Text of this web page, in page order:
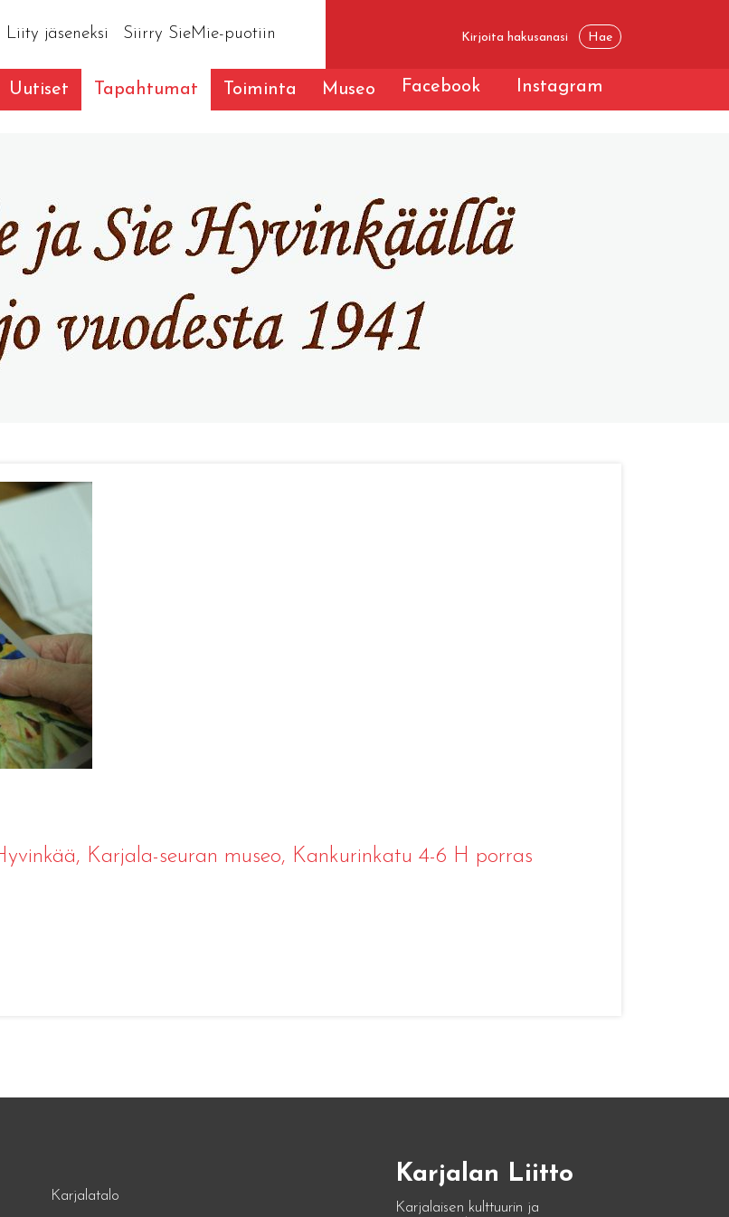
Liity jäseneksi Siirry SieMie-puotiin
Uutiset Tapahtumat Toiminta Museo Facebook Instagram
, Karjala-seuran museo, Kankurinkatu 4-6 H porras
Karjalatalo
Karjalan Liitto
Karjalaisen kulttuurin ja